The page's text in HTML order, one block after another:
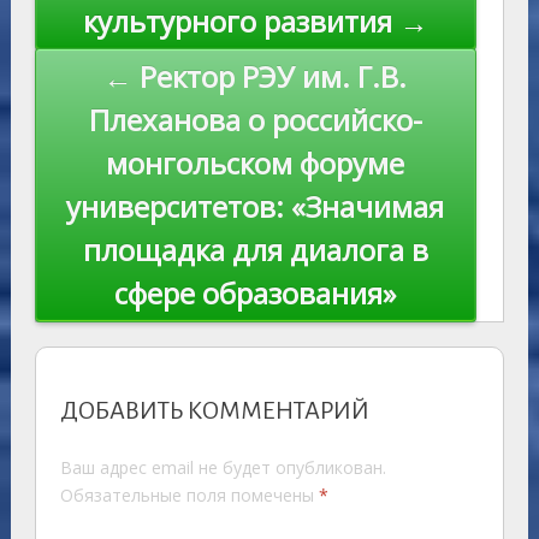
культурного развития →
← Ректор РЭУ им. Г.В.
Плеханова о российско-
монгольском форуме
университетов: «Значимая
площадка для диалога в
сфере образования»
ДОБАВИТЬ КОММЕНТАРИЙ
Ваш адрес email не будет опубликован.
Обязательные поля помечены *